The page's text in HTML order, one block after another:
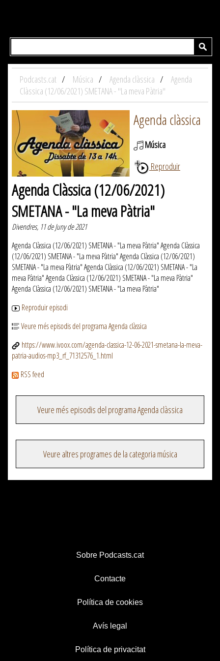
Podcasts.cat Música Agenda clàssica
Agenda
Clàssica (12/06/2021) SMETANA - "La meva Pàtria"
Agenda clàssica
Música
Reproduir
Agenda Clàssica (12/06/2021)
SMETANA - "La meva Pàtria"
Divendres, 11 de Juny de 2021
Agenda Clàssica (12/06/2021) SMETANA - "La meva Pàtria" Agenda Clàssica
(12/06/2021) SMETANA - "La meva Pàtria" Agenda Clàssica (12/06/2021)
SMETANA - "La meva Pàtria" Agenda Clàssica (12/06/2021) SMETANA - "La
meva Pàtria" Agenda Clàssica (12/06/2021) SMETANA - "La meva Pàtria"
Agenda Clàssica (12/06/2021) SMETANA - "La meva Pàtria"
Reproduir episodi
Veure més episodis del programa Agenda clàssica
https://www.ivoox.com/agenda-classica-12-06-2021-smetana-la-meva-
patria-audios-mp3_rf_71312576_1.html
RSS feed
Veure més episodis del programa Agenda clàssica
Veure altres programes de la categoria música
Sobre Podcasts.cat
Contacte
Política de cookies
Avís legal
Política de privacitat